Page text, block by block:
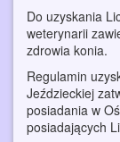
Do uzyskania
weterynarii
zdrowia konia.
Regulamin
Jeździeckiej
posiadania w
posiadających